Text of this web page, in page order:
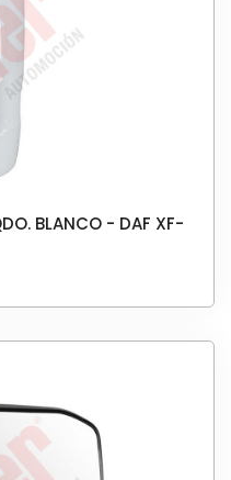
BLANCO - DAF XF-